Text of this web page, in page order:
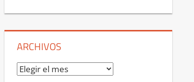
ARCHIVOS
Archivos